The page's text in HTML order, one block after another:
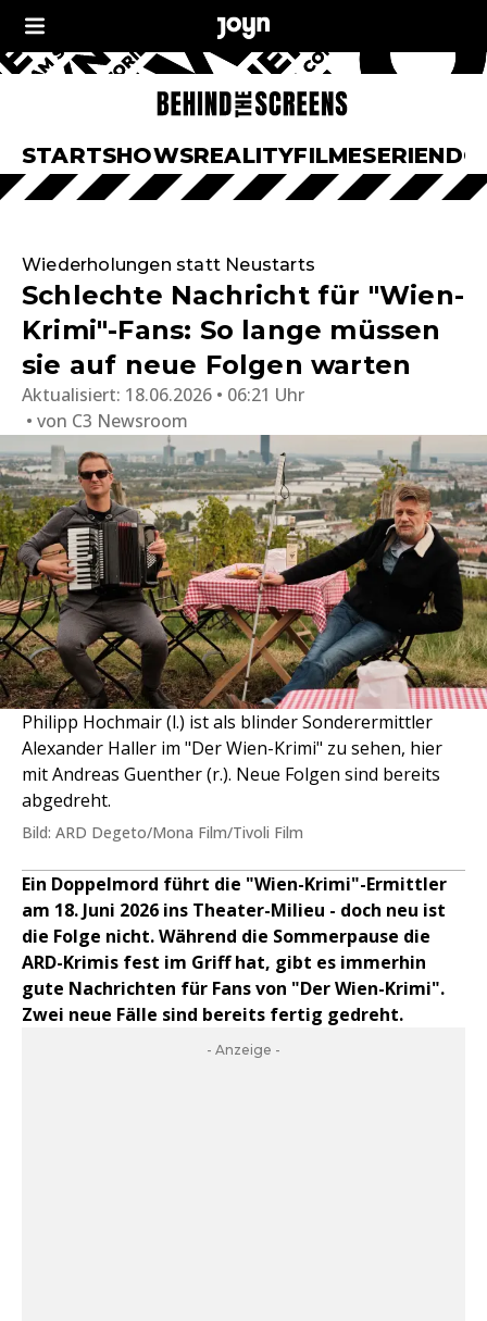
STARTSHOWSREALITYFILMESERIEN
Wiederholungen statt Neustarts
Schlechte Nachricht für "Wien-
Krimi"-Fans: So lange müssen
sie auf neue Folgen warten
Aktualisiert: 18.06.2026 • 06:21 Uhr
von C3 Newsroom
Philipp Hochmair (l.) ist als blinder Sonderermittler
Alexander Haller im "Der Wien-Krimi" zu sehen, hier
mit Andreas Guenther (r.). Neue Folgen sind bereits
abgedreht.
Bild: ARD Degeto/Mona Film/Tivoli Film
Ein Doppelmord führt die "Wien-Krimi"-Ermittler
am 18. Juni 2026 ins Theater-Milieu - doch neu ist
die Folge nicht. Während die Sommerpause die
ARD-Krimis fest im Griff hat, gibt es immerhin
gute Nachrichten für Fans von "Der Wien-Krimi".
Zwei neue Fälle sind bereits fertig gedreht.
- Anzeige -